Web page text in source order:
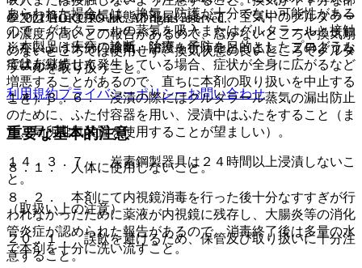
屋では適正な換気状態の部屋に比べて、空気中のグルタラー
ル濃度が高いとの報告があるので、窓がないところや換気扇
のないところでは使用せず、換気状態の良いところでグルタ
ラールを取り扱うこと。
１４．３．６． 浸漬の際にはグルタラール蒸気の漏出防止
のために、ふた付容器を用い、浸漬中はふたをすること（ま
た、局所排気装置を使用することが望ましい）。
１４．３．７． 炭素鋼製器具は２４時間以上浸漬しないこ
と。
（取扱い上の注意）
２０．１． 誤飲を避けるため、保管及び取り扱いに十分注
意すること。
あらわれた場合には、換気、防護が十分でない可能性がある
ので、グルタラールの蒸気を吸入またはグルタラールと接触
しないよう十分に換気、防護を行うこと（また、このような
症状が継続して発生している場合、症状が全身に広がるなど
増悪することがあるので、直ちに本剤の取り扱いを中止する
こと）］。
重要な基本的注意
８．１． 人体に使用しないこと。
８．２． 本剤にて内視鏡消毒を行った後十分なすすぎが行
われなかったために薬液が内視鏡に残存し、大腸炎等の消化
管炎症が認められた報告があるので、消毒終了後は多量の水
で本剤を十分に洗い流すこと。
© 2021 HOKUTO Inc. All rights reserved.
※本製品は疾病の診断・治療・予防を目的としたプログラム
ではありません。
利用規約プライバシーポリシーお問い合わせ